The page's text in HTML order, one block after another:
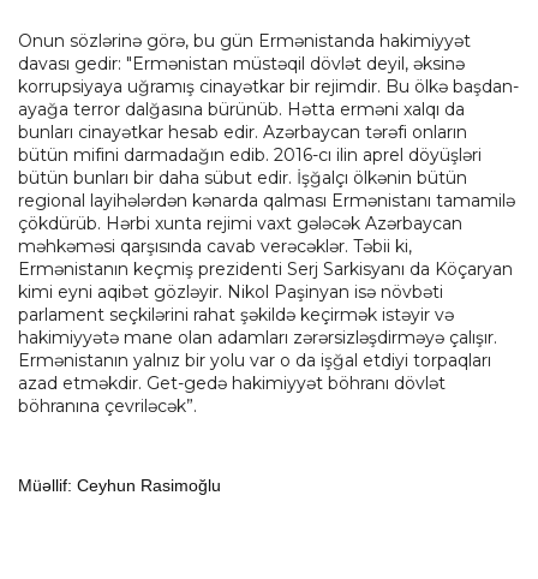
Onun sözlərinə görə, bu gün Ermənistanda hakimiyyət
davası gedir: "Ermənistan müstəqil dövlət deyil, əksinə
korrupsiyaya uğramış cinayətkar bir rejimdir. Bu ölkə başdan-
ayağa terror dalğasına bürünüb. Hətta erməni xalqı da
bunları cinayətkar hesab edir. Azərbaycan tərəfi onların
bütün mifini darmadağın edib. 2016-cı ilin aprel döyüşləri
bütün bunları bir daha sübut edir. İşğalçı ölkənin bütün
regional layihələrdən kənarda qalması Ermənistanı tamamilə
çökdürüb. Hərbi xunta rejimi vaxt gələcək Azərbaycan
məhkəməsi qarşısında cavab verəcəklər. Təbii ki,
Ermənistanın keçmiş prezidenti Serj Sarkisyanı da Köçaryan
kimi eyni aqibət gözləyir. Nikol Paşinyan isə növbəti
parlament seçkilərini rahat şəkildə keçirmək istəyir və
hakimiyyətə mane olan adamları zərərsizləşdirməyə çalışır.
Ermənistanın yalnız bir yolu var o da işğal etdiyi torpaqları
azad etməkdir. Get-gedə hakimiyyət böhranı dövlət
böhranına çevriləcək”.
Müəllif: Ceyhun Rasimoğlu